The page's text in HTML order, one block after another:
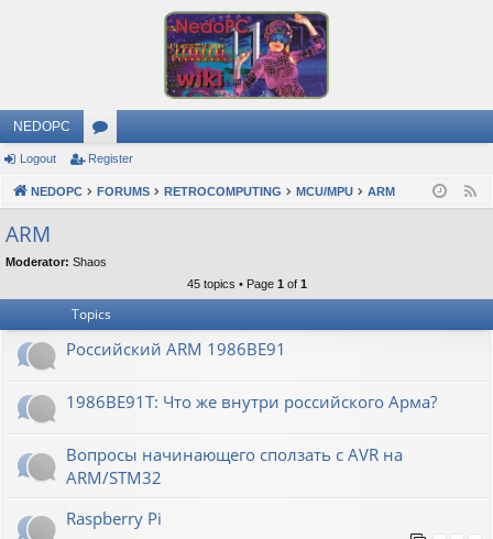
NEDOPC
or
u
s
Logout Register
NEDOPC FORUMS RETROCOMPUTING MCU/MPU ARM
ARM
Moderator: Shaos
45 topics • Page 1 of 1
Topics
Российский ARM 1986ВЕ91
1986ВЕ91Т: Что же внутри российского Арма?
Вопросы начинающего сползать с AVR на
ARM/STM32
Raspberry Pi